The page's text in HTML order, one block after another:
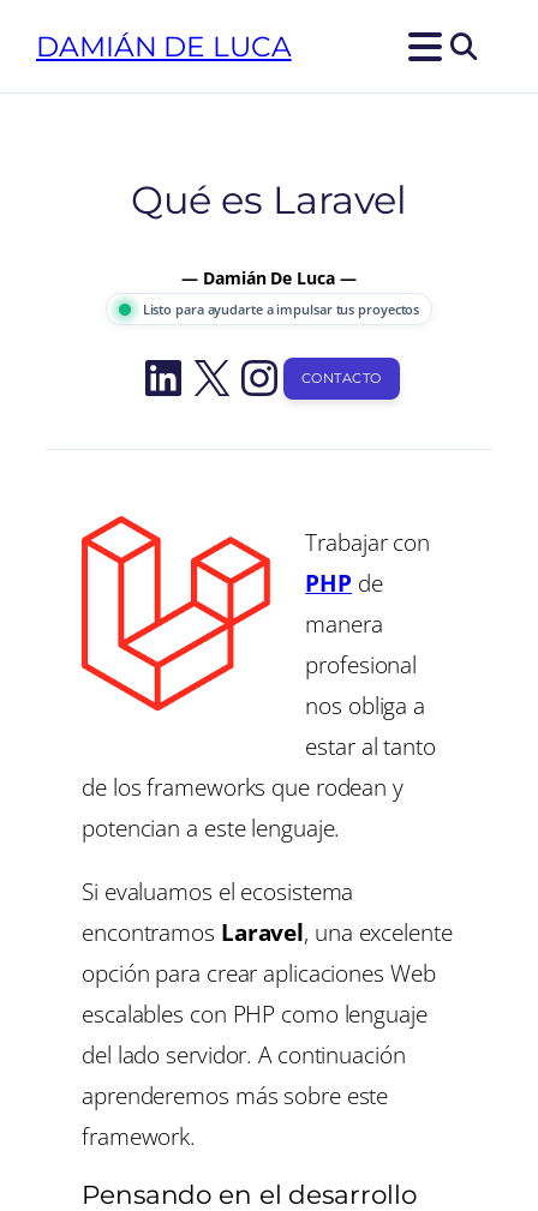
DAMIÁN DE LUCA
Qué es Laravel
— Damián De Luca —
Listo para ayudarte a impulsar tus proyectos
LinkedIn
X Instagram
CONTACTO
Trabajar con
PHP de
manera
profesional
nos obliga a
estar al tanto
de los frameworks que rodean y
potencian a este lenguaje.
Si evaluamos el ecosistema
encontramos Laravel, una excelente
opción para crear aplicaciones Web
escalables con PHP como lenguaje
del lado servidor. A continuación
aprenderemos más sobre este
framework.
Pensando en el desarrollo